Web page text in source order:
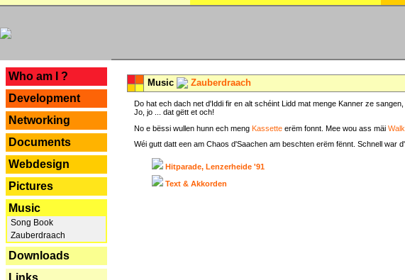
Who am I ?
Development
Networking
Documents
Webdesign
Pictures
Music
Song Book
Zauberdraach
Downloads
Links
Music Zauberdraach
Do hat ech dach net d'Iddi fir en alt schéint Lidd mat menge Kanner ze
Jo, jo ... dat gëtt et och!
No e bëssi wullen hunn ech meng Kassette erëm fonnt. Mee wou ass mäi
Wéi gutt datt een am Chaos d'Saachen am beschten erëm fënnt. Schnell war
Hitparade, Lenzerheide '91
Text & Akkorden